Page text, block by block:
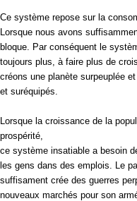
Ce système repose sur la
Lorsque nous avons
bloque. Par conséquent le
toujours plus, à faire plus de
créons une planète surpeuplée
et suréquipés.
Lorsque la croissance de la
prospérité,
ce système insatiable a besoin
les gens dans des emplois. Le
suffisament crée des guerres
nouveaux marchés pour son